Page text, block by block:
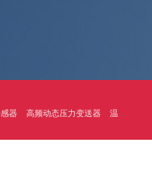
器 高频动态压力变送器 温压一体式压力传感器